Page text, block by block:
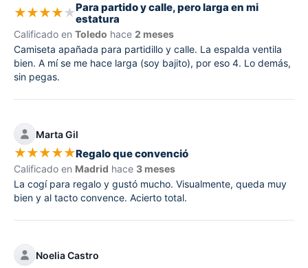
★★★★★Para partido y calle, pero larga en mi
estatura
Calificado en Toledo hace 2 meses
Camiseta apañada para partidillo y calle. La espalda ventila
bien. A mí se me hace larga (soy bajito), por eso 4. Lo demás,
sin pegas.
Marta Gil
★★★★★Regalo que convenció
Calificado en Madrid hace 3 meses
La cogí para regalo y gustó mucho. Visualmente, queda muy
bien y al tacto convence. Acierto total.
Noelia Castro